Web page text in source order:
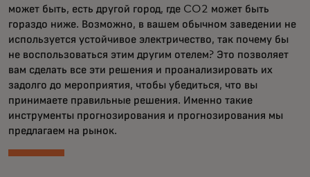
может быть, есть другой город, где CO2 может быть
гораздо ниже. Возможно, в вашем обычном заведении не
используется устойчивое электричество, так почему бы
не воспользоваться этим другим отелем? Это позволяет
вам сделать все эти решения и проанализировать их
задолго до мероприятия, чтобы убедиться, что вы
принимаете правильные решения. Именно такие
инструменты прогнозирования и прогнозирования мы
предлагаем на рынок.